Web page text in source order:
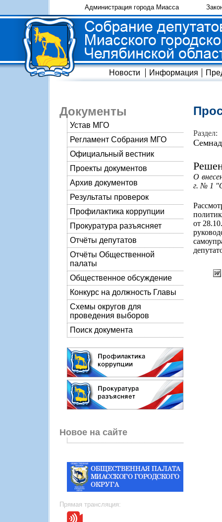
Администрация города Миасса
Новости Информация
Документы
Устав МГО
Регламент Собрания МГО
Официальный вестник
Проекты документов
Архив документов
Результаты проверок
Профилактика коррупции
Прокуратура разъясняет
Отчёты депутатов
Отчёты Общественной
палаты
Общественное обсуждение
Конкурс на должность Главы
Схемы округов для
проведения выборов
Поиск документа
Новое на сайте
Прямая трансляция:
Раздел:
О
г. № 1 "О
от